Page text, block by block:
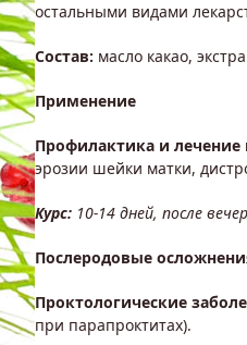
остальными видами
Состав: масло какао,
Применение
Профилактика и лечение
эрозии шейки матки,
Курс: 10-14 дней, после
Послеродовые
Проктологические
при парапроктитах).